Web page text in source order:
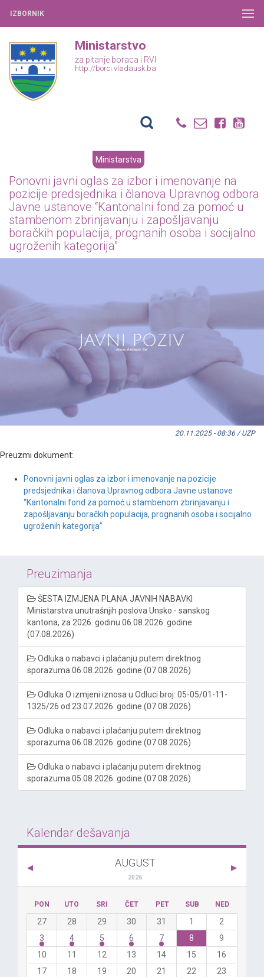
IZBORNIK
Ministarstvo
za pitanje boraca i RVI
http://borci.vladausk.ba
Ministarstva
Ponovni javni oglas za izbor i imenovanje na
pozicije predsjednika i članova Upravnog odbora
Javne ustanove “Kantonalni fond za pomoć u
stambenom zbrinjavanju i zapošljavanju
boračkih populacija, prognanih osoba i socijalno
ugroženih kategorija”
20.11.2025 - 08:36 / UZP
Preuzmi dokument:
Ponovni javni oglas za izbor i imenovanje na pozicije
predsjednika i članova Upravnog odbora Javne ustanove
“Kantonalni fond za pomoć u stambenom zbrinjavanju i
zapošljavanju boračkih populacija, prognanih osoba i socijalno
ugroženih kategorija”
Preuzimanja
ŠESTA IZMJENA PLANA JAVNIH NABAVKI
Ministarstva unutrašnjih poslova Unsko - sanskog
kantona, za 2026. godinu 06.08.2026. godine
(07.08.2026)
Odluka o nabavci i plaćanju putem direktnog
sporazuma 06.08.2026. godine (07.08.2026)
Odluka O izmjeni iznosa u Odluci broj: 05-05/01-11-
1325/26 od 23.07.2026. godine (07.08.2026)
Odluka o nabavci i plaćanju putem direktnog
sporazuma 06.08.2026. godine (07.08.2026)
Odluka o nabavci i plaćanju putem direktnog
sporazuma 05.08.2026. godine (07.08.2026)
Kalendar dešavanja
AUGUST
2026
PON UTO SRI ČET PET SUB NED
27 28 29 30 31 1
2
3
4 5 6 7 8
9
10
11 12 13 14 15
16
17
18 19 20 21 22
23